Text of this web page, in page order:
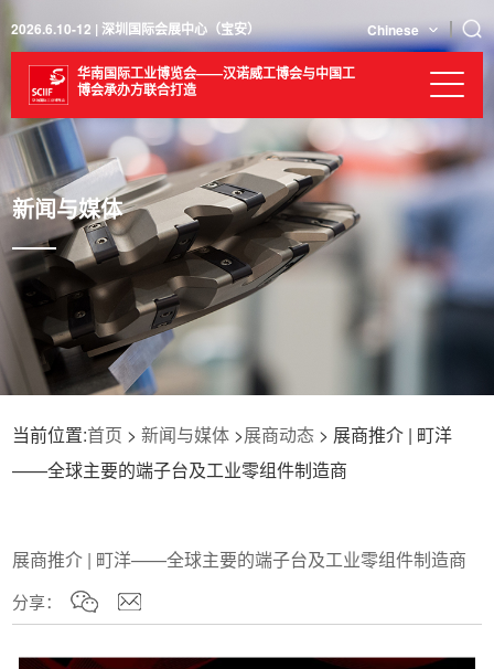
2026.6.10-12 | 深圳国际会展中心（宝安） Chinese
华南国际工业博览会——汉诺威工博会与中国工
博会承办方联合打造
新闻与媒体
当前位置:首页 >新闻与媒体 >展商动态 > 展商推介 | 町洋
——全球主要的端子台及工业零组件制造商
展商推介 | 町洋——全球主要的端子台及工业零组件制造商
分享：